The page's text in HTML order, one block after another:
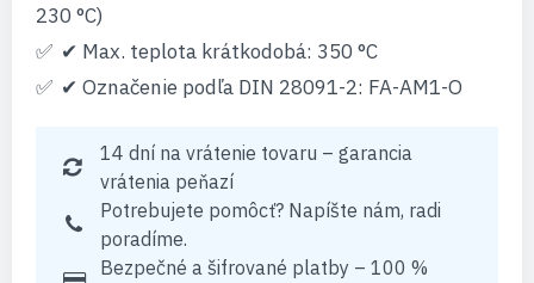
230 °C)
✔ Max. teplota krátkodobá: 350 °C
✔ Označenie podľa DIN 28091-2: FA-AM1-O
14 dní na vrátenie tovaru – garancia
vrátenia peňazí
Potrebujete pomôcť? Napíšte nám, radi
poradíme.
Bezpečné a šifrované platby – 100 %